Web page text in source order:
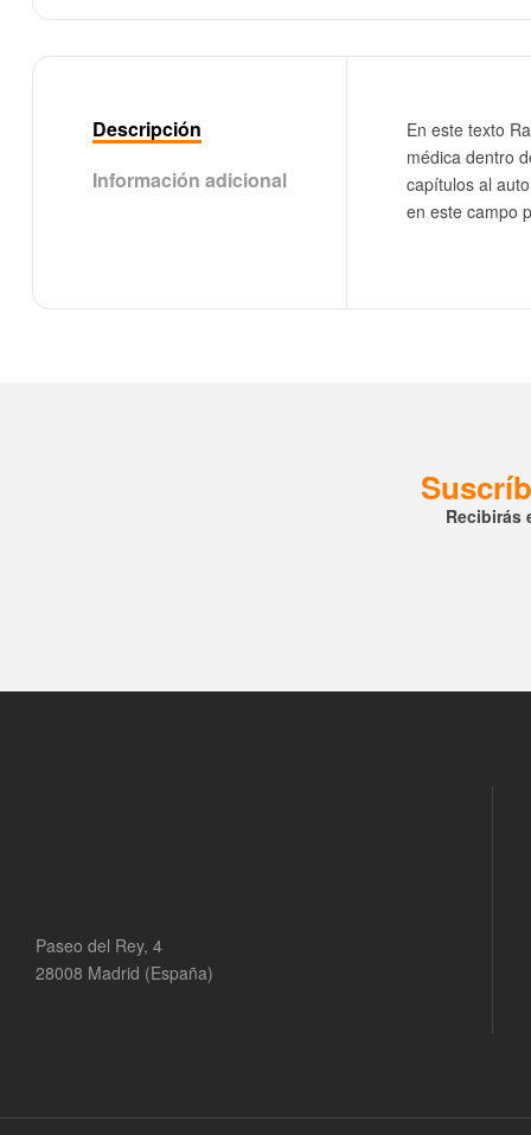
Descripción
Información adicional
En este texto
médica dentro
capítulos al
en este campo
Recibirás
Paseo del Rey, 4
28008 Madrid (España)